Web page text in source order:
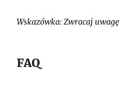
Wskazówka: Zwracaj
FAQ